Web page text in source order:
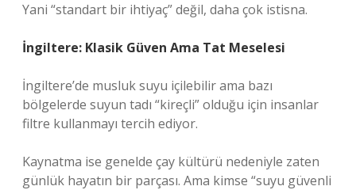
Yani “standart bir ihtiyaç” değil, daha çok istisna.
İngiltere: Klasik Güven Ama Tat Meselesi
İngiltere’de musluk suyu içilebilir ama bazı
bölgelerde suyun tadı “kireçli” olduğu için insanlar
filtre kullanmayı tercih ediyor.
Kaynatma ise genelde çay kültürü nedeniyle zaten
günlük hayatın bir parçası. Ama kimse “suyu güvenli